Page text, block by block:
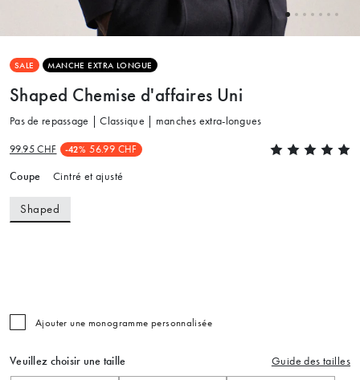
SALE MANCHE EXTRA LONGUE
Shaped Chemise d'affaires Uni
Pas de repassage | Classique | manches extra-longues
99.95 CHF -42% 56.99 CHF
Coupe Cintré et ajusté
Shaped
Ajouter une monogramme personnalisée
Veuillez choisir une taille Guide des tailles